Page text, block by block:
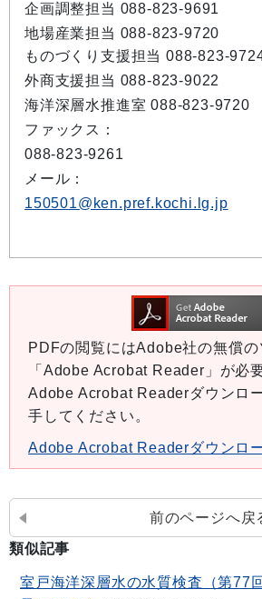
企画調整担当 088-823-9691
地場産業担当 088-823-9720
ものづくり支援担当 088-823-
外商支援担当 088-823-9022
海洋深層水推進室 088-823-9720
ファックス：
088-823-9261
メール：
150501@ken.pref.kochi.lg.jp
PDFの閲覧にはAdobe社の無償の
「Adobe Acrobat Reader」が必
Adobe Acrobat Readerダウンロ
手してください。
Adobe Acrobat Readerダウンロ
前のページへ戻
類似記事
室戸海洋深層水の水質検査（第77